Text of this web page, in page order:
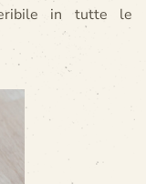
in tutte le